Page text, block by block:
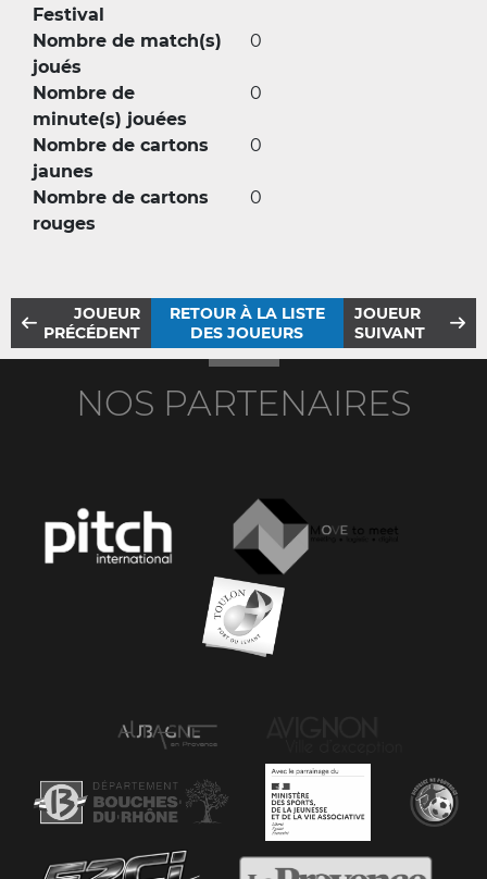
Festival
Nombre de match(s)
joués
0
Nombre de
minute(s) jouées
0
Nombre de cartons
jaunes
0
Nombre de cartons
rouges
0
JOUEUR
PRÉCÉDENT
RETOUR À LA LISTE
DES JOUEURS
JOUEUR
SUIVANT
NOS PARTENAIRES